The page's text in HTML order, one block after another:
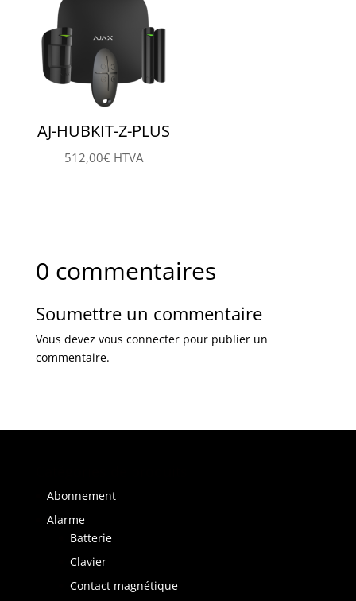
AJ-HUBKIT-Z-PLUS
512,00€ HTVA
0 commentaires
Soumettre un commentaire
Vous devez vous connecterpour publier un
commentaire.
Abonnement
Alarme
Batterie
Clavier
Contact magnétique